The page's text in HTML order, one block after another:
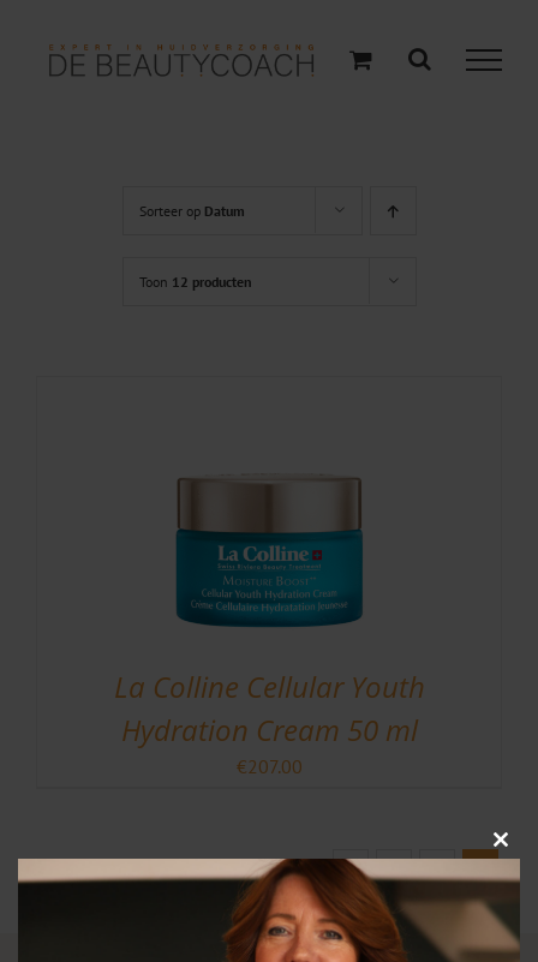
inhoud
Sorteer op Datum
Toon 12 producten
La Colline Cellular Youth
Hydration Cream 50 ml
€207.00
Vorige 1
Close